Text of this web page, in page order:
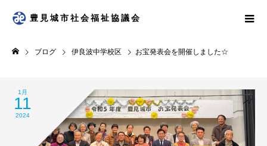
豊見城市社会福祉協議会
ブログ 伊良波中学校区 お宝発表会を開催しました☆
1月
11
2024